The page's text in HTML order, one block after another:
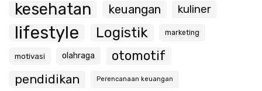
kesehatan keuangan kuliner
lifestyle Logistik marketing
motivasi olahraga otomotif
pendidikan Perencanaan keuangan